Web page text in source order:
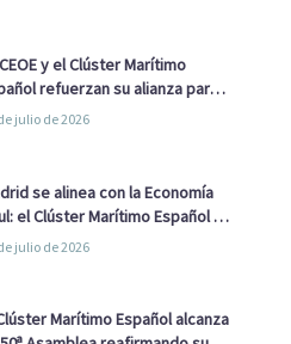
y el Clúster Marítimo
refuerzan su alianza para
una estrategia Nacional
julio de 2026
se alinea con la Economía
el Clúster Marítimo Español y
Liga Naval avanzan alianzas
julio de 2026
Marítimo Español alcanza